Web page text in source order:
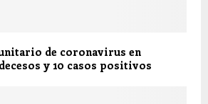
de coronavirus en
y 10 casos positivos